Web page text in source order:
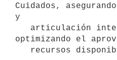
Cuidados,
y
optimizando el